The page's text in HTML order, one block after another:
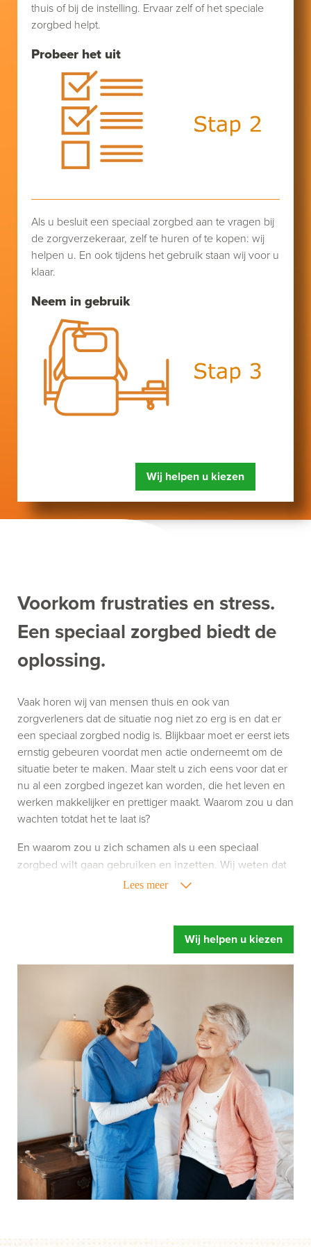
Probeer het uit
thuis of bij de instelling. Ervaar zelf of het speciale
zorgbed helpt.
Neem in gebruik
Als u besluit een speciaal zorgbed aan te vragen bij
de zorgverzekeraar, zelf te huren of te kopen: wij
helpen u. En ook tijdens het gebruik staan wij voor u
klaar.
Wij helpen u kiezen
Voorkom frustraties en stress.
Een speciaal zorgbed biedt de
oplossing.
Vaak horen wij van mensen thuis en ook van
zorgverleners dat de situatie nog niet zo erg is en dat er
een speciaal zorgbed nodig is. Blijkbaar moet er eerst iets
ernstig gebeuren voordat men actie onderneemt om de
situatie beter te maken. Maar stelt u zich eens voor dat er
nu al een zorgbed ingezet kan worden, die het leven en
werken makkelijker en prettiger maakt. Waarom zou u dan
wachten totdat het te laat is?
Lees meer
En waarom zou u zich schamen als u een speciaal
zorgbed wilt gaan gebruiken en inzetten. Wij weten dat
het gebruik van zorghulpmiddelen niet altijd leuk is,
zorgbed doet, maar richt u vooral op wat een speciaal
zorgbed u oplevert. Meer ontspanning, u voelt zich fitter
en een betere begeleiding.
Mensen hebben snel de neiging om te zeggen dat hun
bed wel prima is. Of dat de instelling al over eigen
zorgbedden beschikt. Gelukkig maar zeggen wij dan,
maar legt u zich er niet te snel bij neer als uw situatie net
even anders is. Een speciaal zorgbed gaat namelijk veel
verder dan een standaard bed. Het bed is zo ingesteld dat
het kan draaien, kantelen en rechtop kan staan.
Afgestemd op de behoefte van het moment, zodat het de
zorghandelingen makkelijker en prettiger maakt. Dus start
uw aanvraag en wij helpen u op weg. Zonder dat iets
moet en zonder directe verplichtingen.
Als u er over nadenkt om een speciaal zorgbed te gaan
betaalt.
Onze ervaring leert dat mensen door een speciaal
Wij helpen u kiezen